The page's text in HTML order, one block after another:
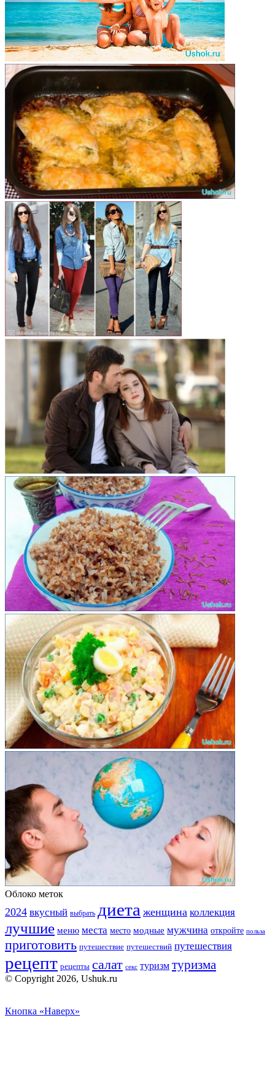
Облоко меток
2024 вкусный выбрать диета женщина коллекция
лучшие меню места место модные мужчина откройте польза
приготовить путешествие путешествий путешествия
рецепт рецепты салат секс туризм туризма
© Copyright 2026, Ushuk.ru
Кнопка «Наверх»